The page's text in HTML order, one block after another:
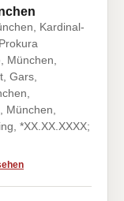
Kardinal-
München,
Gars,
München,
*XX.XX.XXXX;